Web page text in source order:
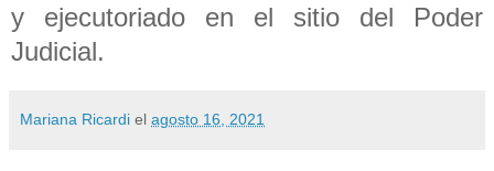
y ejecutoriado en el sitio del Poder
Judicial.
Mariana Ricardi el agosto 16, 2021